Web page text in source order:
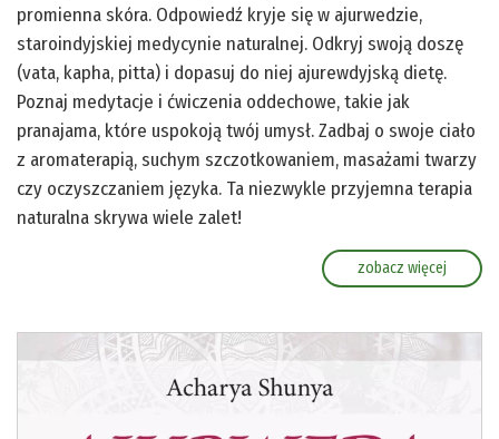
promienna skóra. Odpowiedź kryje się w ajurwedzie,
staroindyjskiej medycynie naturalnej. Odkryj swoją doszę
(vata, kapha, pitta) i dopasuj do niej ajurewdyjską dietę.
Poznaj medytacje i ćwiczenia oddechowe, takie jak
pranajama, które uspokoją twój umysł. Zadbaj o swoje ciało
z aromaterapią, suchym szczotkowaniem, masażami twarzy
czy oczyszczaniem języka. Ta niezwykle przyjemna terapia
naturalna skrywa wiele zalet!
zobacz więcej